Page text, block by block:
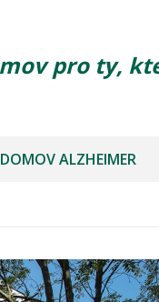
pro ty,
ALZHEIMER